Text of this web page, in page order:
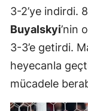
3-2’ye indirdi.
Buyalskyi’nin
3-3’e getirdi.
heyecanla
mücadele